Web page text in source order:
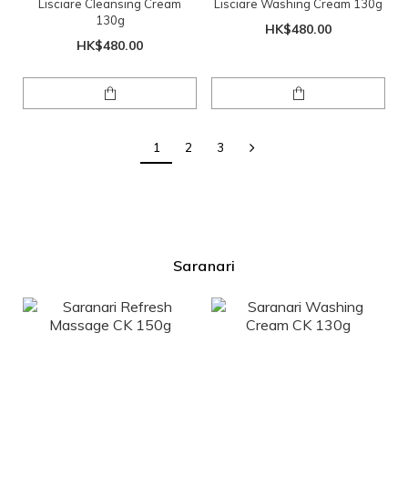
Lisciare Cleansing Cream
130g
HK$480.00
Lisciare Washing Cream 130g
HK$480.00
1 2 3
Saranari